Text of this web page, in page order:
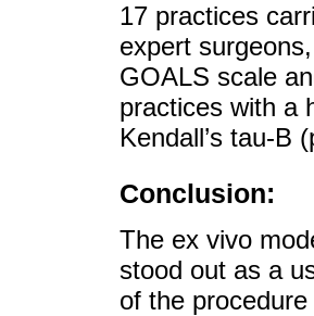
17 practices
expert
GOALS scale
practices with a
Kendall’s tau-B
Conclusion:
The ex vivo
stood out as a
of the